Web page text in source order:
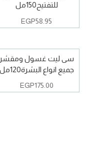
للتفتيح150مل
EGP58.95
سى ليت غسول ومقشر
جميع انواع البشرة120مل
EGP175.00